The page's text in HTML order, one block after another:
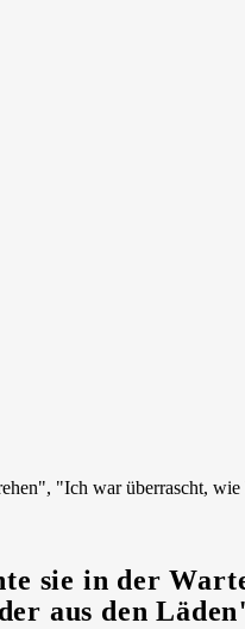
"Ich war überrascht,
sie in der
aus den